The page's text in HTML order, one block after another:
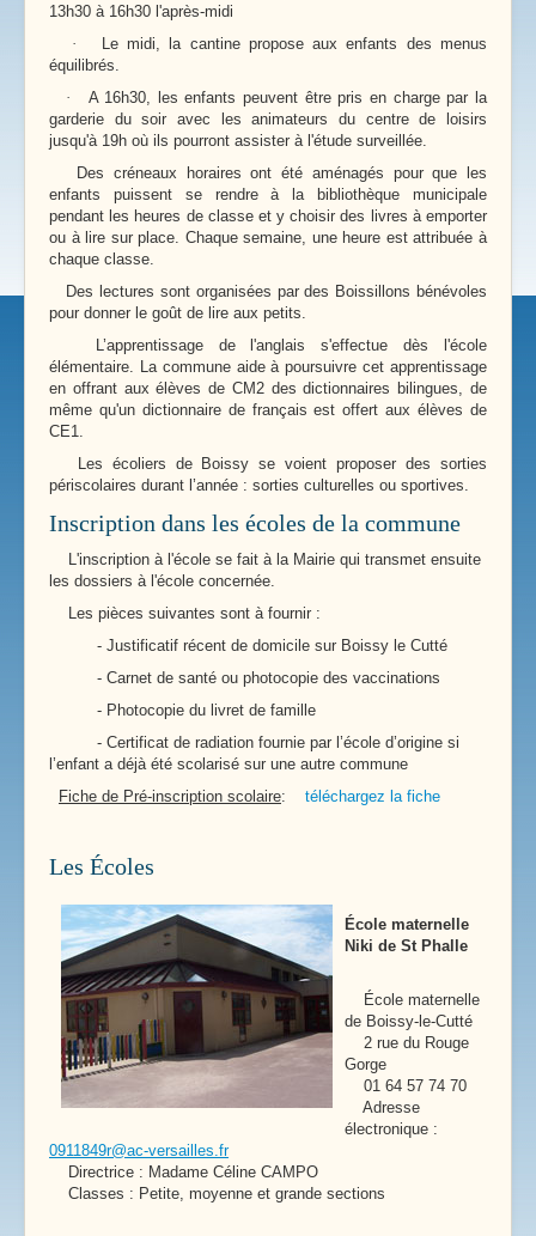
13h30 à 16h30 l'après-midi
·
Le midi, la cantine propose aux enfants des menus
équilibrés.
·
A 16h30, les enfants peuvent être pris en charge par la
garderie du soir avec les animateurs du centre de loisirs
jusqu'à 19h où ils pourront assister à l'étude surveillée.
Des créneaux horaires ont été aménagés pour que les
enfants puissent se rendre à la bibliothèque municipale
pendant les heures de classe et y choisir des livres à emporter
ou à lire sur place. Chaque semaine, une heure est attribuée à
chaque classe.
Des lectures sont organisées par des Boissillons bénévoles
pour donner le goût de lire aux petits.
L’apprentissage de l'anglais s'effectue dès l'école
élémentaire. La commune aide à poursuivre cet apprentissage
en offrant aux élèves de CM2 des dictionnaires bilingues, de
même qu'un dictionnaire de français est offert aux élèves de
CE1.
Les écoliers de Boissy se voient proposer des sorties
périscolaires durant l’année : sorties culturelles ou sportives.
Inscription dans les écoles de la commune
L'inscription à l'école se fait à la Mairie qui transmet ensuite
les dossiers à l'école concernée.
Les pièces suivantes sont à fournir :
- Justificatif récent de domicile sur Boissy le Cutté
- Carnet de santé ou photocopie des vaccinations
- Photocopie du livret de famille
- Certificat de radiation fournie par l’école d’origine si
l’enfant a déjà été scolarisé sur une autre commune
Fiche de Pré-inscription scolaire: téléchargez la fiche
Les Écoles
École maternelle
Niki de St Phalle
École maternelle
de Boissy-le-Cutté
2 rue du Rouge
Gorge
01 64 57 74 70
Adresse
électronique :
0911849r@ac-versailles.fr
Directrice : Madame Céline CAMPO
Classes : Petite, moyenne et grande sections